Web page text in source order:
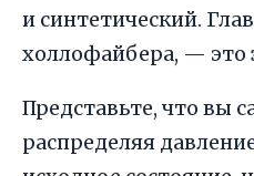
и синтетический.
холлофайбера, — это
Представьте, что вы
распределяя